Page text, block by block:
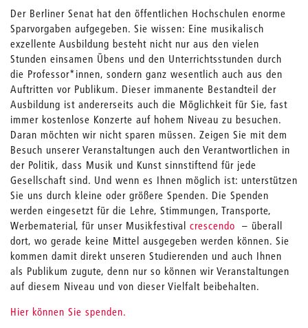
Der Berliner Senat hat den öffentlichen Hochschulen enorme
Sparvorgaben aufgegeben. Sie wissen: Eine musikalisch
exzellente Ausbildung besteht nicht nur aus den vielen
Stunden einsamen Übens und den Unterrichtsstunden durch
die Professor*innen, sondern ganz wesentlich auch aus den
Auftritten vor Publikum. Dieser immanente Bestandteil der
Ausbildung ist andererseits auch die Möglichkeit für Sie, fast
immer kostenlose Konzerte auf hohem Niveau zu besuchen.
Daran möchten wir nicht sparen müssen. Zeigen Sie mit dem
Besuch unserer Veranstaltungen auch den Verantwortlichen in
der Politik, dass Musik und Kunst sinnstiftend für jede
Gesellschaft sind. Und wenn es Ihnen möglich ist: unterstützen
Sie uns durch kleine oder größere Spenden. Die Spenden
werden eingesetzt für die Lehre, Stimmungen, Transporte,
Werbematerial, für unser Musikfestival crescendo – überall
dort, wo gerade keine Mittel ausgegeben werden können. Sie
kommen damit direkt unseren Studierenden und auch Ihnen
als Publikum zugute, denn nur so können wir Veranstaltungen
auf diesem Niveau und von dieser Vielfalt beibehalten.
Hier können Sie spenden.